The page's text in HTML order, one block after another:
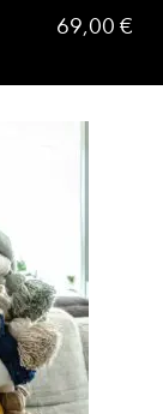
69,00 €